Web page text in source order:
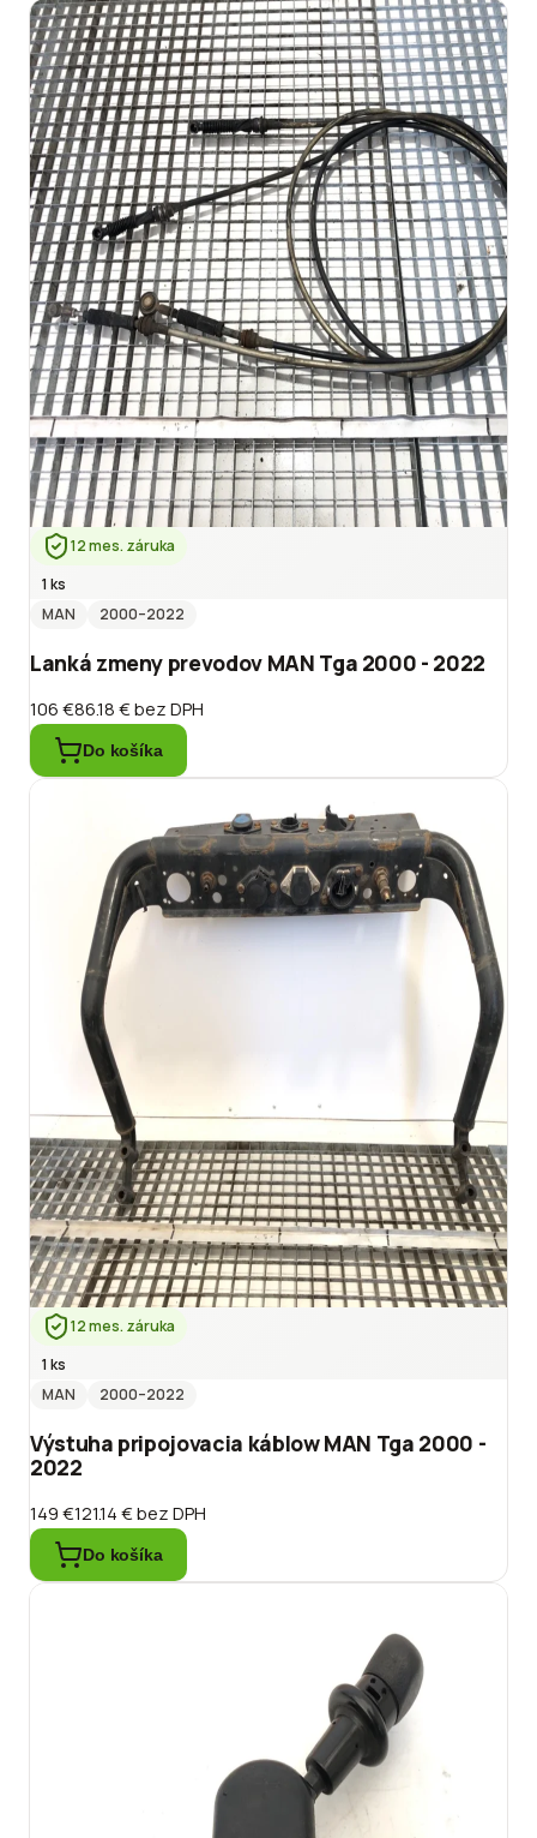
12 mes. záruka
1 ks
MAN
2000–2022
Lanká zmeny prevodov MAN Tga 2000 - 2022
106 €86.18 €bez DPH
Do košíka
12 mes. záruka
1 ks
MAN
2000–2022
Výstuha pripojovacia káblow MAN Tga 2000 -
2022
149 €121.14 €bez DPH
Do košíka